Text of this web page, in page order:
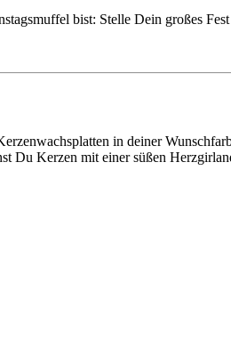
bist: Stelle Dein großes
in deiner
Du Kerzen mit einer süßen